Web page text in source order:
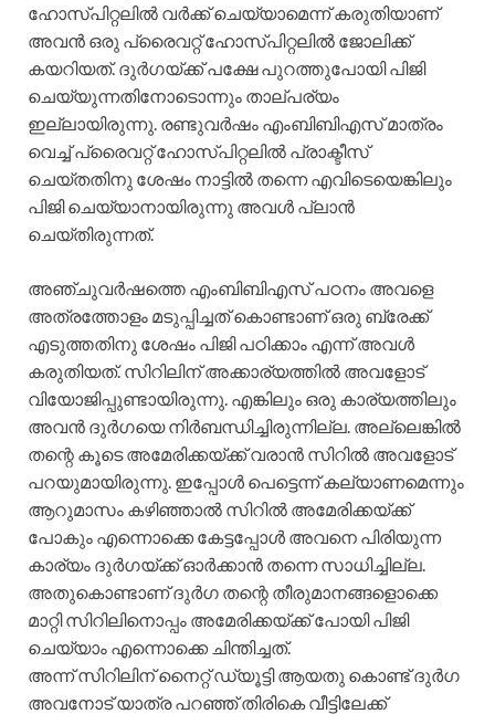
ഹോസ്പിറ്റലിൽ വർക്ക് ചെയ്യാമെന്ന് കരുതിയാണ്
അവൻ ഒരു പ്രൈവറ്റ് ഹോസ്പിറ്റലിൽ ജോലിക്ക്
കയറിയത്. ദുർഗയ്ക്ക് പക്ഷേ പുറത്തുപോയി പിജി
ചെയ്യുന്നതിനോടൊന്നും താല്പര്യം
ഇല്ലായിരുന്നു. രണ്ടുവർഷം എംബിബിഎസ് മാത്രം
വെച്ച് പ്രൈവറ്റ് ഹോസ്പിറ്റലിൽ പ്രാക്ടീസ്
ചെയ്തതിനു ശേഷം നാട്ടിൽ തന്നെ എവിടെയെങ്കിലും
പിജി ചെയ്യാനായിരുന്നു അവൾ പ്ലാൻ
ചെയ്തിരുന്നത്.
അഞ്ചുവർഷത്തെ എംബിബിഎസ് പഠനം അവളെ
അത്രത്തോളം മടുപ്പിച്ചത് കൊണ്ടാണ് ഒരു ബ്രേക്ക്
എടുത്തതിനു ശേഷം പിജി പഠിക്കാം എന്ന് അവൾ
കരുതിയത്. സിറിലിന് അക്കാര്യത്തിൽ അവളോട്
വിയോജിപ്പുണ്ടായിരുന്നു. എങ്കിലും ഒരു കാര്യത്തിലും
അവൻ ദുർഗയെ നിർബന്ധിച്ചിരുന്നില്ല. അല്ലെങ്കിൽ
തന്റെ കൂടെ അമേരിക്കയ്ക്ക് വരാൻ സിറിൽ അവളോട്
പറയുമായിരുന്നു. ഇപ്പോൾ പെട്ടെന്ന് കല്യാണമെന്നും
ആറുമാസം കഴിഞ്ഞാൽ സിറിൽ അമേരിക്കയ്ക്ക്
പോകും എന്നൊക്കെ കേട്ടപ്പോൾ അവനെ പിരിയുന്ന
കാര്യം ദുർഗയ്ക്ക് ഓർക്കാൻ തന്നെ സാധിച്ചില്ല.
അതുകൊണ്ടാണ് ദുർഗ തന്റെ തീരുമാനങ്ങളൊക്കെ
മാറ്റി സിറിലിനൊപ്പം അമേരിക്കയ്ക്ക് പോയി പിജി
ചെയ്യാം എന്നൊക്കെ ചിന്തിച്ചത്.
അന്ന് സിറിലിന് നൈറ്റ്‌ ഡ്യൂട്ടി ആയതു കൊണ്ട് ദുർഗ
അവനോട് യാത്ര പറഞ്ഞ് തിരികെ വീട്ടിലേക്ക്